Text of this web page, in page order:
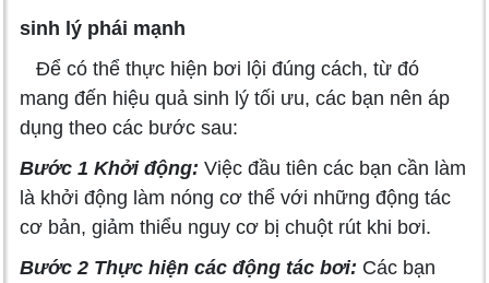
sinh lý phái mạnh
Để có thể thực hiện bơi lội đúng cách, từ đó
mang đến hiệu quả sinh lý tối ưu, các bạn nên áp
dụng theo các bước sau:
Bước 1 Khởi động: Việc đầu tiên các bạn cần làm
là khởi động làm nóng cơ thể với những động tác
cơ bản, giảm thiểu nguy cơ bị chuột rút khi bơi.
Bước 2 Thực hiện các động tác bơi: Các bạn